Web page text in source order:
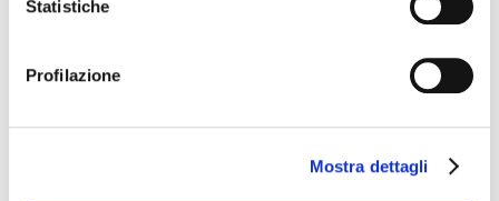
Statistiche
Profilazione
Mostra dettagli